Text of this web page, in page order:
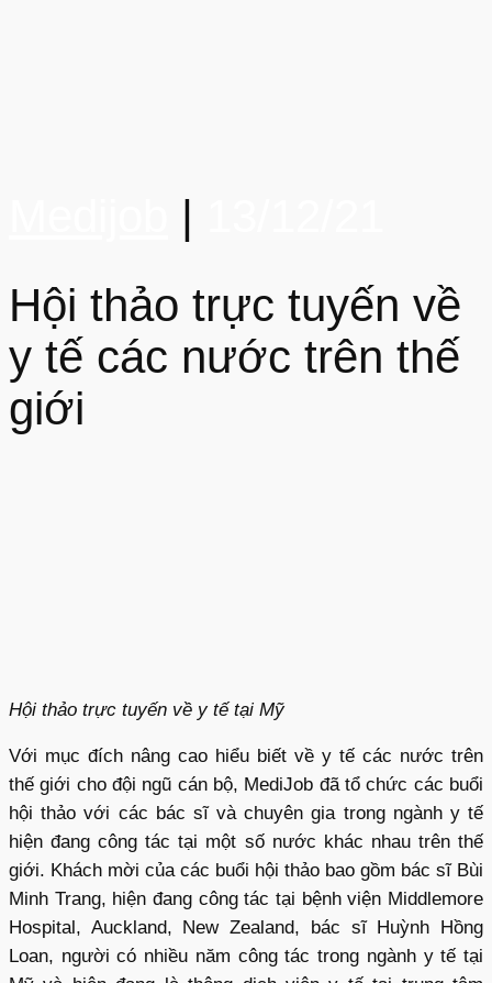
|
Hội thảo trực tuyến về
y tế các nước trên thế
giới
Hội thảo trực tuyến về y tế tại Mỹ
Với mục đích nâng cao hiểu biết về y tế các nước trên
thế giới cho đội ngũ cán bộ, MediJob đã tổ chức các buổi
hội thảo với các bác sĩ và chuyên gia trong ngành y tế
hiện đang công tác tại một số nước khác nhau trên thế
giới. Khách mời của các buổi hội thảo bao gồm bác sĩ Bùi
Minh Trang, hiện đang công tác tại bệnh viện Middlemore
Hospital, Auckland, New Zealand, bác sĩ Huỳnh Hồng
Loan, người có nhiều năm công tác trong ngành y tế tại